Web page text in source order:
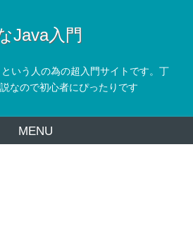
Java入門
いう人の為の超入門サイトです。丁
なので初心者にぴったりです
MENU